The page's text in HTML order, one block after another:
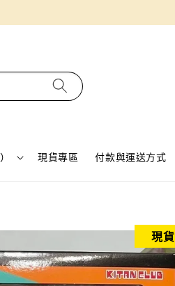
現貨專區 付款與運送方式
現貨